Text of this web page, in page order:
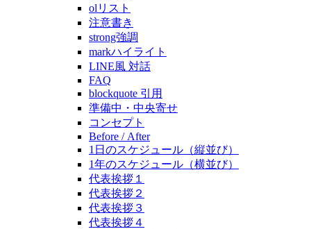
olリスト
注意書き
strong強調
markハイライト
LINE風 対話
FAQ
blockquote 引用
準備中・中央寄せ
コンセプト
Before / After
1日のスケジュール（縦並び）
1年のスケジュール（横並び）
代表挨拶１
代表挨拶２
代表挨拶３
代表挨拶４